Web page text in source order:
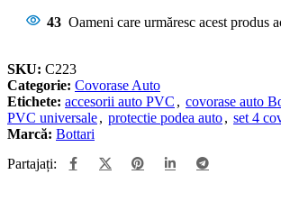
43 Oameni care urmăresc acest produs
SKU: C223
Categorie: Covorase Auto
Etichete: accesorii auto PVC , covorase auto
PVC universale, protectie podea auto, set 4
Marcă: Bottari
Partajați: